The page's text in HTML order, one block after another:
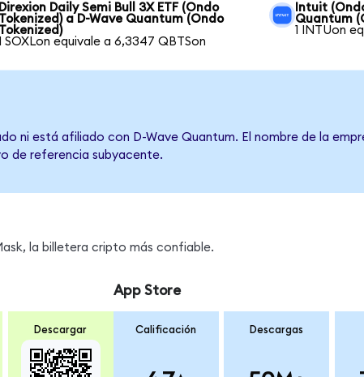
Direxion Daily Semi Bull 3X ETF (Ondo
Tokenized) a D-Wave Quantum (Ondo
Tokenized)
SOXLon equivale a 6,3347 QBTSon
Intuit
Quantum
1 INTUon
ni está afiliado con D-Wave Quantum. El nombre de la
de referencia subyacente.
la billetera cripto más confiable.
Descargar
App Store
Calificación Descargas